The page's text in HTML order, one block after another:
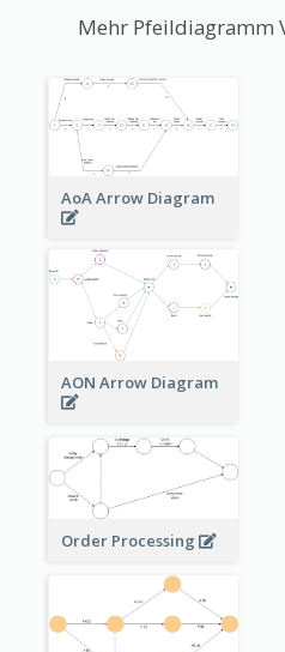
Mehr Pfeildiagramm
AoA Arrow Diagram
AON Arrow Diagram
Order Processing